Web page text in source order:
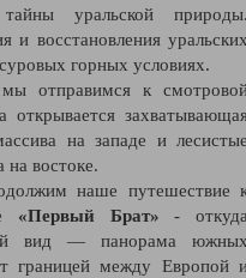
уральской
и восстановления
горных условиях.
отправимся к
открывается
на западе и
на востоке.
наше путешествие
«Первый Брат» -
вид — панорама
границей между Европой